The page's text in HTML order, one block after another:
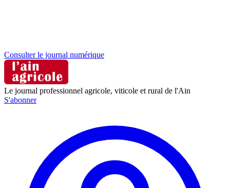
Consulter le journal numérique
Le journal professionnel agricole, viticole et rural de l'Ain
S'abonner